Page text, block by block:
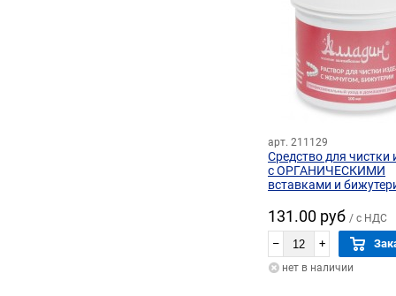
арт. 211129
Средство для чистки
с ОРГАНИЧЕСКИМИ
вставками и
131.00 руб / с НДС
– +
нет в наличии